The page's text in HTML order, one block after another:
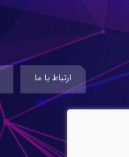
ارتباط با ما